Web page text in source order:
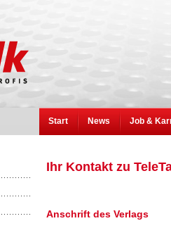
Start News Job &
Ihr Kontakt zu
Anschrift des Verlags